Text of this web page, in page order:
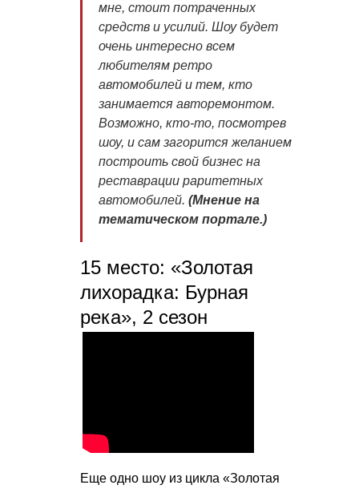
мне, стоит потраченных
средств и усилий. Шоу будет
очень интересно всем
любителям ретро
автомобилей и тем, кто
занимается авторемонтом.
Возможно, кто-то, посмотрев
шоу, и сам загорится желанием
построить свой бизнес на
реставрации раритетных
автомобилей. (Мнение на
тематическом портале.)
15 место: «Золотая
лихорадка: Бурная
река», 2 сезон
Еще одно шоу из цикла «Золотая